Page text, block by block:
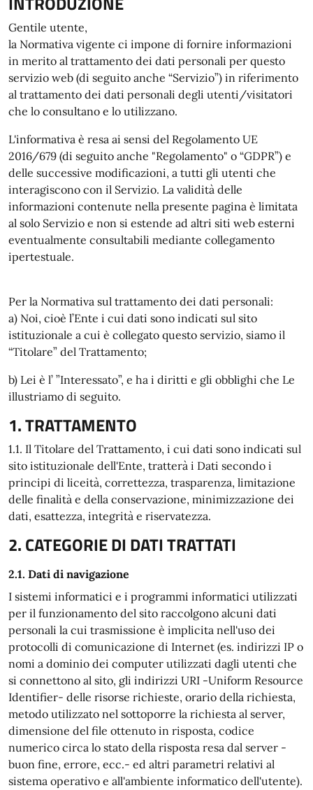
Gentile utente,
la Normativa vigente ci impone di fornire informazioni
in merito al trattamento dei dati personali per questo
servizio web (di seguito anche “Servizio”) in riferimento
al trattamento dei dati personali degli utenti/visitatori
che lo consultano e lo utilizzano.
L'informativa è resa ai sensi del Regolamento UE
2016/679 (di seguito anche "Regolamento" o “GDPR”) e
delle successive modificazioni, a tutti gli utenti che
interagiscono con il Servizio. La validità delle
informazioni contenute nella presente pagina è limitata
al solo Servizio e non si estende ad altri siti web esterni
eventualmente consultabili mediante collegamento
ipertestuale.
Per la Normativa sul trattamento dei dati personali:
a) Noi, cioè l’Ente i cui dati sono indicati sul sito
istituzionale a cui è collegato questo servizio, siamo il
“Titolare” del Trattamento;
b) Lei è l’ ”Interessato”, e ha i diritti e gli obblighi che Le
illustriamo di seguito.
1. TRATTAMENTO
1.1. Il Titolare del Trattamento, i cui dati sono indicati sul
sito istituzionale dell'Ente, tratterà i Dati secondo i
principi di liceità, correttezza, trasparenza, limitazione
delle finalità e della conservazione, minimizzazione dei
dati, esattezza, integrità e riservatezza.
2. CATEGORIE DI DATI TRATTATI
2.1. Dati di navigazione
I sistemi informatici e i programmi informatici utilizzati
per il funzionamento del sito raccolgono alcuni dati
personali la cui trasmissione è implicita nell'uso dei
protocolli di comunicazione di Internet (es. indirizzi IP o
nomi a dominio dei computer utilizzati dagli utenti che
si connettono al sito, gli indirizzi URI -Uniform Resource
Identifier- delle risorse richieste, orario della richiesta,
metodo utilizzato nel sottoporre la richiesta al server,
dimensione del file ottenuto in risposta, codice
numerico circa lo stato della risposta resa dal server -
buon fine, errore, ecc.- ed altri parametri relativi al
sistema operativo e all'ambiente informatico dell'utente).